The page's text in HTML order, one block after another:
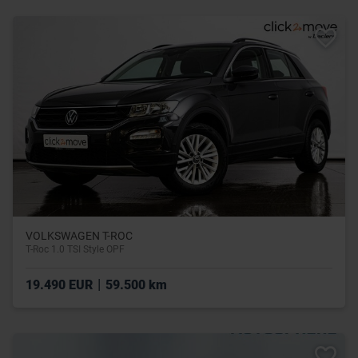
VOLKSWAGEN T-ROC
T-Roc 1.0 TSI Style OPF
19.490 EUR | 59.500 km